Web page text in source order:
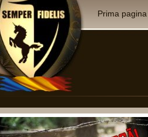
Prima pagina